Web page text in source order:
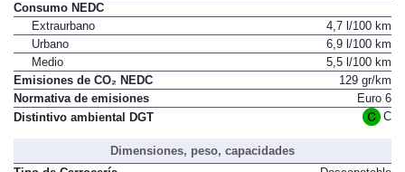
Aceleración 0-100 km/h
Consumo NEDC
Extraurbano
4,7 l/100 km
Urbano
6,9 l/100 km
Medio
5,5 l/100 km
Emisiones de CO₂ NEDC
129 gr/km
Normativa de emisiones
Euro 6
Dimensiones, peso, capacidades